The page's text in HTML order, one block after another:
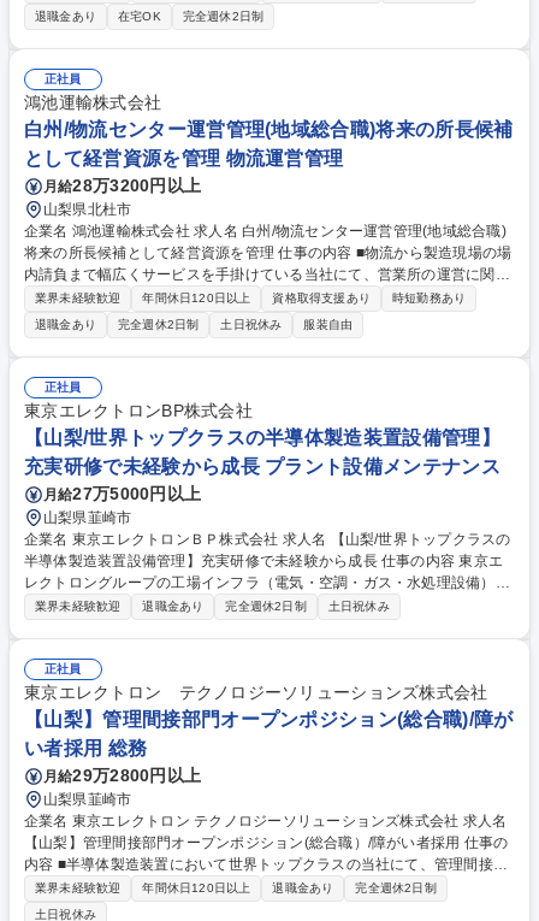
ための売価案立案等を進めて頂きます。 【詳細業務】■新製品の原価計画
(分析・検討)■開発フェーズごとの収支フォローおよび社内会議の運営■関
連会社間の見積案件における原価算出・売価案立案■アフターパーツのコ
スト算出 ※昨今の値上げ情勢の中、ブレーキ製品も原価Upによる工場収
益を圧迫しており、新製品(現行品含む)についても価格転嫁させるべく、
更なる工場原価の細部分析/提示ロジック検討を進めて頂きます。 募集職
種 【山梨/原価企画・収益管理】フルフレックス制導入/世界シェアTOP級
製品多数
退職金あり
在宅OK 完全週休2日制
正社員
鴻池運輸株式会社
白州/物流センター運営管理(地域総合職)将来の所長候補
として経営資源を管理 物流運営管理
月給28万3200円以上
山梨県北杜市
企業名 鴻池運輸株式会社 求人名 白州/物流センター運営管理(地域総合職)
将来の所長候補として経営資源を管理 仕事の内容 ■物流から製造現場の場
内請負まで幅広くサービスを手掛けている当社にて、営業所の運営に関す
る管理業務全般をお任せします。 ■業務は幅広いですが、入社後に先輩社
員や研修から学んでいただけます。 【具体的には】 ■人事労務(勤怠管理
や採用)■経理(請求及び営業所の支払い等)■安全衛生に関する管理監督■製
造請負/貨物輸送及び営業倉庫に関わる事業所の運営全般 【将来的には】
■予算管理や取引先との価格交渉および営業活動など業務範囲を広げてい
ただき、所長など拠点の管理責任者を目指していただけます。 募集職種
白州/物流センター運営管理(地域総合職)将来の所長候補として経営資源を
管理
業界未経験歓迎 年間休日120日以上 資格取得支援あり
時短勤務あり
退職金あり
完全週休2日制 土日祝休み 服装自由
正社員
東京エレクトロンBP株式会社
【山梨/世界トップクラスの半導体製造装置設備管理】
充実研修で未経験から成長 プラント設備メンテナンス
月給27万5000円以上
山梨県韮崎市
企業名 東京エレクトロンＢＰ株式会社 求人名 【山梨/世界トップクラスの
半導体製造装置設備管理】充実研修で未経験から成長 仕事の内容 東京エ
レクトロングループの工場インフラ（電気・空調・ガス・水処理設備）の
安定稼働を支える業務全般をお任せします。半導体製造装置の最先端工場
の管理（実作業は行いません）工場の効率化・コスト削減のための省エネ
施策の提案 ★キャリアステップ：まずは日常の点検・保守業務から経験を
積み、将来的には修繕計画の立案、建設会社選定/工事管理、省エネ提案と
いった上流工程へ。また、薬品の購買など幅広い業務に携わり、フルスペ
ックの設備エンジニアを目指せます。 募集職種 【山梨/世界トップクラス
の半導体製造装置設備管理】充実研修で未経験から成長
業界未経験歓迎 退職金あり 完全週休2日制 土日祝休み
正社員
東京エレクトロン テクノロジーソリューションズ株式会社
【山梨】管理間接部門オープンポジション(総合職)/障が
い者採用 総務
月給29万2800円以上
山梨県韮崎市
企業名 東京エレクトロン テクノロジーソリューションズ株式会社 求人名
【山梨】管理間接部門オープンポジション(総合職）/障がい者採用 仕事の
内容 ■半導体製造装置において世界トップクラスの当社にて、管理間接部
門でご経験を活かしてご活躍いただきます。 【具体的な業務例】■各部門
の予算づくりや運営、企画業務をお任せいたします ■社員の労務管理戦略
業界未経験歓迎 年間休日120日以上 退職金あり
完全週休2日制
土日祝休み